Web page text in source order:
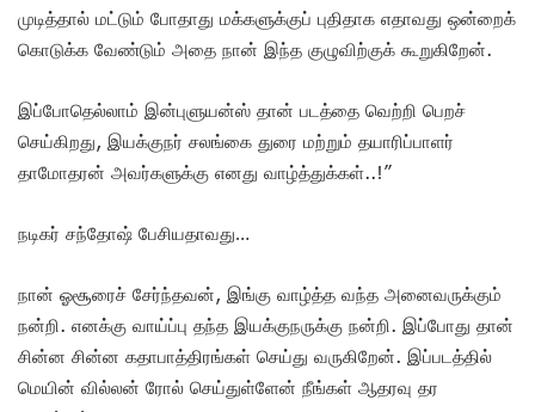
முடித்தால் மட்டும் போதாது மக்களுக்குப் புதிதாக எதாவது ஒன்றைக்
கொடுக்க வேண்டும் அதை நான் இந்த குழுவிற்குக் கூறுகிறேன்.
இப்போதெல்லாம் இன்புளுயன்ஸ் தான் படத்தை வெற்றி பெறச்
செய்கிறது, இயக்குநர் சலங்கை துரை மற்றும் தயாரிப்பாளர்
தாமோதரன் அவர்களுக்கு எனது வாழ்த்துக்கள்..!”
நடிகர் சந்தோஷ் பேசியதாவது…
நான் ஓசூரைச் சேர்ந்தவன், இங்கு வாழ்த்த வந்த அனைவருக்கும்
நன்றி. எனக்கு வாய்ப்பு தந்த இயக்குநருக்கு நன்றி. இப்போது தான்
சின்ன சின்ன கதாபாத்திரங்கள் செய்து வருகிறேன். இப்படத்தில்
மெயின் வில்லன் ரோல் செய்துள்ளேன் நீங்கள் ஆதரவு தர